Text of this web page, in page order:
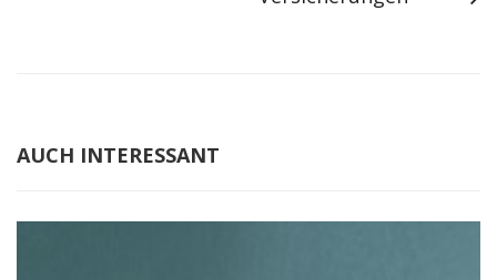
AUCH INTERESSANT